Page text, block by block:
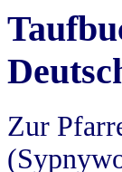
Zur